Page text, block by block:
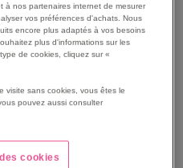
rembourrée
modulable, idéale pour
: structure en bois
intensif en toute
à nos partenaires internet de mesurer
vos préférences d'achats. Nous
encore plus adaptés à vos besoins
plus d'informations sur les
de cookies, cliquez sur «
visite sans cookies, vous êtes le
pouvez aussi consulter
cookies